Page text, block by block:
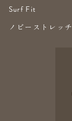
Surf Fit
ノビーストレッチ